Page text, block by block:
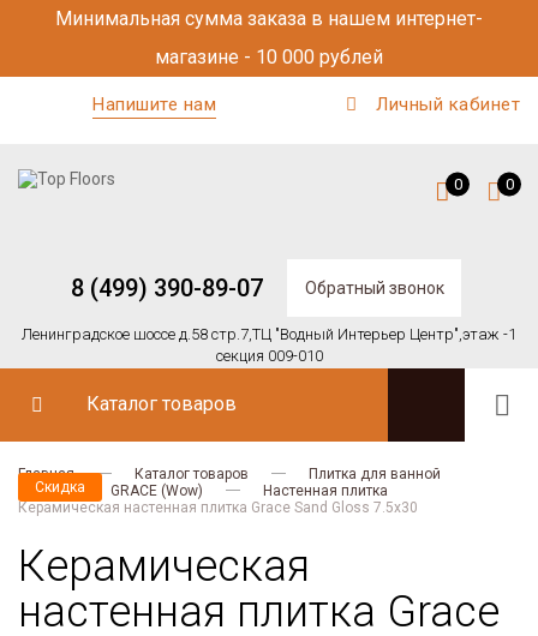
Минимальная сумма заказа в нашем интернет-
магазине - 10 000 рублей
Напишите нам Личный кабинет
8 (499) 390-89-07 Обратный звонок
Ленинградское шоссе д.58 стр.7,ТЦ "Водный Интерьер Центр",этаж -1
секция 009-010
0 0
Каталог товаров
Главная Каталог товаров
Плитка для ванной
Wow
GRACE (Wow)
Настенная плитка
Керамическая настенная плитка Grace Sand Gloss 7.5x30
Керамическая
настенная плитка Grace
Скидка